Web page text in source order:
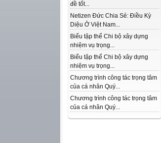
đề tốt...
Netizen Đức Chia Sẻ: Điều Kỳ
Diệu Ở Việt Nam...
Biểu tập thể Chi bộ xây dựng
nhiệm vụ trọng...
Biểu tập thể Chi bộ xây dựng
nhiệm vụ trọng...
Chương trình công tác trọng tâm
của cá nhân Quý...
Chương trình công tác trọng tâm
của cá nhân Quý...